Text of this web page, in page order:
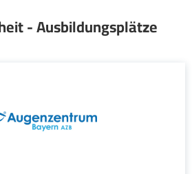
- Ausbildungsplätze